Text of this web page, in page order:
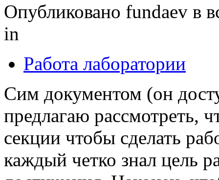
Опубликовано fundaev в
in
Работа лаборатории
Сим документом (он
предлагаю рассмотреть,
секции чтобы сделать
каждый четко знал цель